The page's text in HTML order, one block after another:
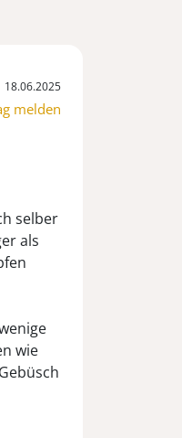
18.06.2025
melden
selber
als
wie